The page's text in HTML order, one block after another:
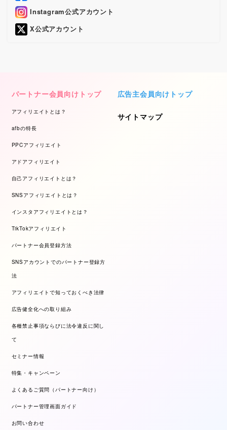
Instagram公式アカウント
X公式アカウント
パートナー会員向けトップ
アフィリエイトとは？
afbの特長
PPCアフィリエイト
アドアフィリエイト
自己アフィリエイトとは？
SNSアフィリエイトとは？
インスタアフィリエイトとは？
TikTokアフィリエイト
パートナー会員登録方法
SNSアカウントでのパートナー登録方
法
アフィリエイトで知っておくべき法律
広告健全化への取り組み
各種禁止事項ならびに法令違反に関し
て
セミナー情報
特集・キャンペーン
よくあるご質問（パートナー向け）
パートナー管理画面ガイド
お問い合わせ
広告主会員向けトップ
サイトマップ